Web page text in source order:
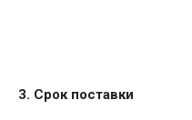
3. Срок поставки